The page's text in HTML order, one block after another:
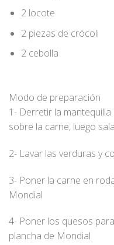
2 locote
2 piezas de crócoli
2 cebolla
Modo de preparación
1- Derretir la
sobre la carne, luego
2- Lavar las verduras y
3- Poner la carne en
Mondial
4- Poner los quesos
plancha de Mondial